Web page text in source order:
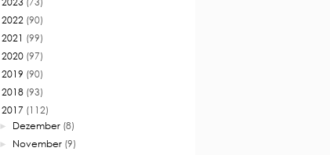
2022 (90)
2021 (99)
2020 (97)
2019 (90)
2018 (93)
2017 (112)
► Dezember (8)
► November (9)